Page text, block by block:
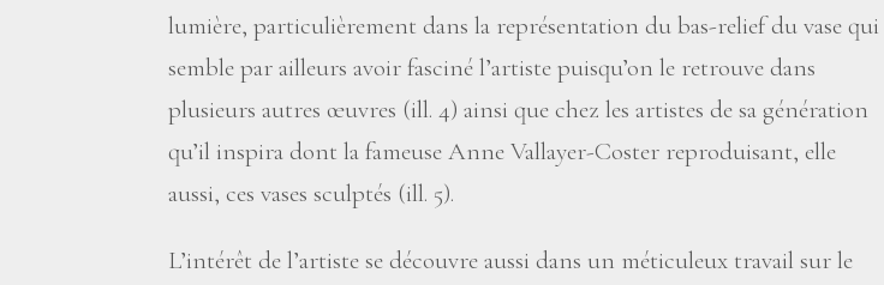
lumière, particulièrement dans la représentation du bas-relief du vase qui
semble par ailleurs avoir fasciné l’artiste puisqu’on le retrouve dans
plusieurs autres œuvres (ill. 4) ainsi que chez les artistes de sa génération
qu’il inspira dont la fameuse Anne Vallayer-Coster reproduisant, elle
aussi, ces vases sculptés (ill. 5).
L’intérêt de l’artiste se découvre aussi dans un méticuleux travail sur le